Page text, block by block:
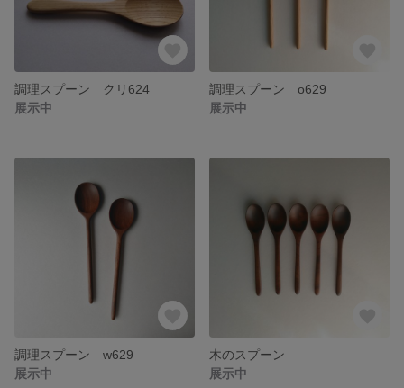
調理スプーン クリ624
展示中
調理スプーン o629
展示中
調理スプーン w629
展示中
木のスプーン
展示中